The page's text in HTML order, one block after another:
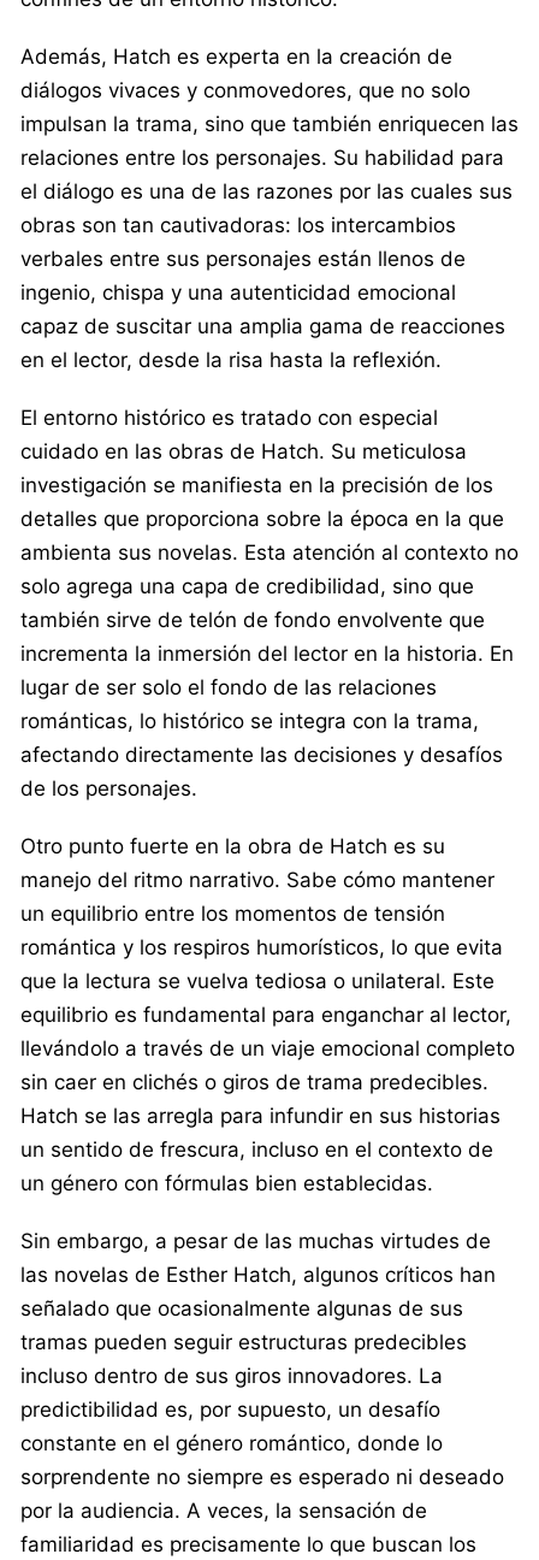
Además, Hatch es experta en la creación de
diálogos vivaces y conmovedores, que no solo
impulsan la trama, sino que también enriquecen las
relaciones entre los personajes. Su habilidad para
el diálogo es una de las razones por las cuales sus
obras son tan cautivadoras: los intercambios
verbales entre sus personajes están llenos de
ingenio, chispa y una autenticidad emocional
capaz de suscitar una amplia gama de reacciones
en el lector, desde la risa hasta la reflexión.
El entorno histórico es tratado con especial
cuidado en las obras de Hatch. Su meticulosa
investigación se manifiesta en la precisión de los
detalles que proporciona sobre la época en la que
ambienta sus novelas. Esta atención al contexto no
solo agrega una capa de credibilidad, sino que
también sirve de telón de fondo envolvente que
incrementa la inmersión del lector en la historia. En
lugar de ser solo el fondo de las relaciones
románticas, lo histórico se integra con la trama,
afectando directamente las decisiones y desafíos
de los personajes.
Otro punto fuerte en la obra de Hatch es su
manejo del ritmo narrativo. Sabe cómo mantener
un equilibrio entre los momentos de tensión
romántica y los respiros humorísticos, lo que evita
que la lectura se vuelva tediosa o unilateral. Este
equilibrio es fundamental para enganchar al lector,
llevándolo a través de un viaje emocional completo
sin caer en clichés o giros de trama predecibles.
Hatch se las arregla para infundir en sus historias
un sentido de frescura, incluso en el contexto de
un género con fórmulas bien establecidas.
Sin embargo, a pesar de las muchas virtudes de
las novelas de Esther Hatch, algunos críticos han
señalado que ocasionalmente algunas de sus
tramas pueden seguir estructuras predecibles
incluso dentro de sus giros innovadores. La
predictibilidad es, por supuesto, un desafío
constante en el género romántico, donde lo
sorprendente no siempre es esperado ni deseado
por la audiencia. A veces, la sensación de
familiaridad es precisamente lo que buscan los